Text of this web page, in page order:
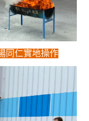
同仁實地操作